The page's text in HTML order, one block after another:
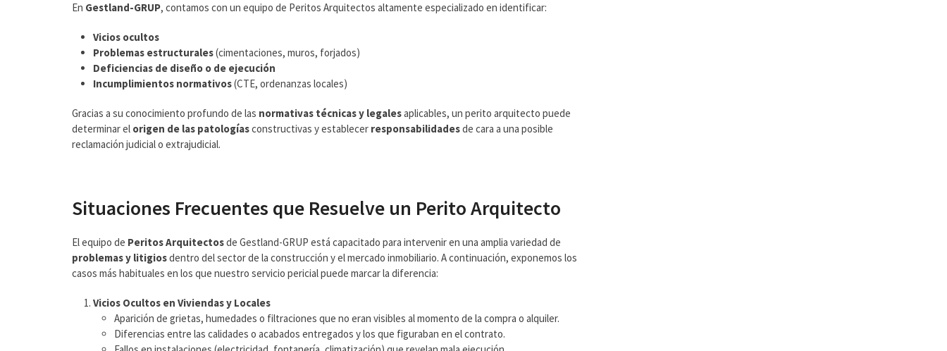
En Gestland-GRUP, contamos con un equipo de Peritos Arquitectos altamente especializado en identificar:
Vicios ocultos
Problemas estructurales(cimentaciones, muros, forjados)
Deficiencias de diseño o de ejecución
Incumplimientos normativos(CTE, ordenanzas locales)
Gracias a su conocimiento profundo de las normativas técnicas y legalesaplicables, un perito arquitecto puede
determinar el origen de las patologíasconstructivas y establecer responsabilidadesde cara a una posible
reclamación judicial o extrajudicial.
Situaciones Frecuentes que Resuelve un Perito Arquitecto
El equipo de Peritos Arquitectosde Gestland-GRUP está capacitado para intervenir en una amplia variedad de
problemas y litigiosdentro del sector de la construcción y el mercado inmobiliario. A continuación, exponemos los
casos más habituales en los que nuestro servicio pericial puede marcar la diferencia:
Vicios Ocultos en Viviendas y Locales
Aparición de grietas, humedades o filtraciones que no eran visibles al momento de la compra o alquiler.
Diferencias entre las calidades o acabados entregados y los que figuraban en el contrato.